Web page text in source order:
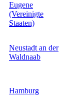
Eugene
(Vereinigte
Staaten)
Neustadt an der
Waldnaab
Hamburg